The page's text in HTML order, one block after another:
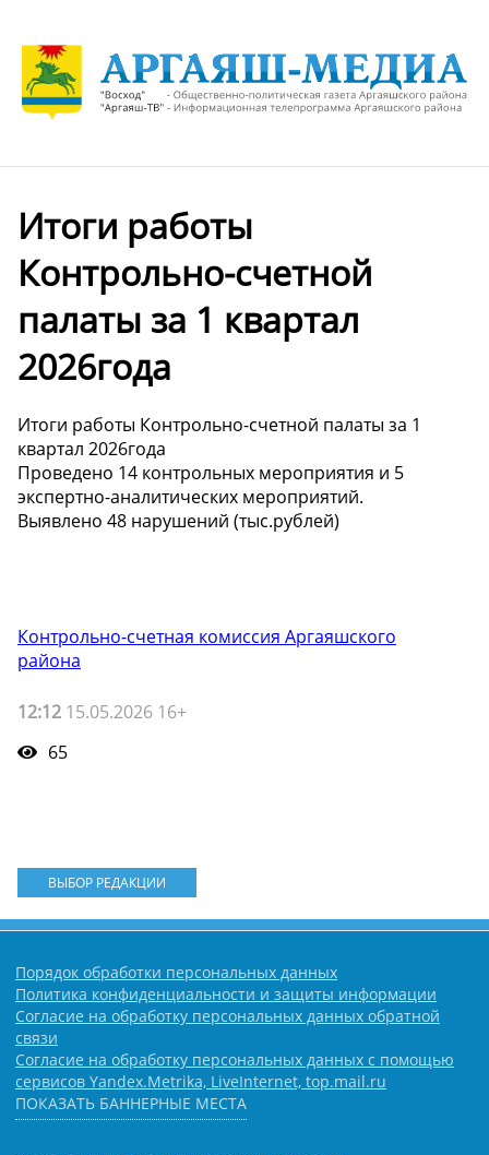
Итоги работы
Контрольно-счетной
палаты за 1 квартал
2026года
Итоги работы Контрольно-счетной палаты за 1
квартал 2026года
Проведено 14 контрольных мероприятия и 5
экспертно-аналитических мероприятий.
Выявлено 48 нарушений (тыс.рублей)
Контрольно-счетная комиссия Аргаяшского
района
12:12 15.05.2026 16+
65
ВЫБОР РЕДАКЦИИ
Порядок обработки персональных данных
Политика конфиденциальности и защиты информации
Согласие на обработку персональных данных обратной
связи
Согласие на обработку персональных данных с помощью
сервисов Yandex.Metrika, LiveInternet, top.mail.ru
ПОКАЗАТЬ БАННЕРНЫЕ МЕСТА